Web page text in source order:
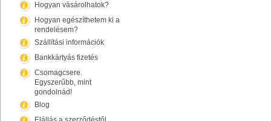
Hogyan vásárolhatok?
Hogyan egészíthetem ki a
rendelésem?
Szállítási információk
Bankkártyás fizetés
Csomagcsere.
Egyszerűbb, mint
gondolnád!
Blog